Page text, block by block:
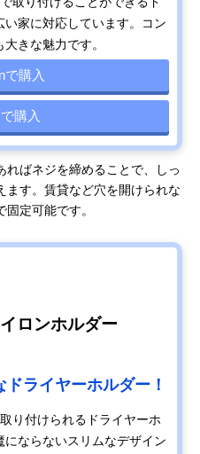
家に対応しています。コン
きな魅力です。
で購入
購入
ばネジを締めることで、しっ
ます。賃貸など穴を開けられな
定可能です。
ロンホルダー
ライヤーホルダー！
り付けられるドライヤーホ
ならないスリムなデザイン